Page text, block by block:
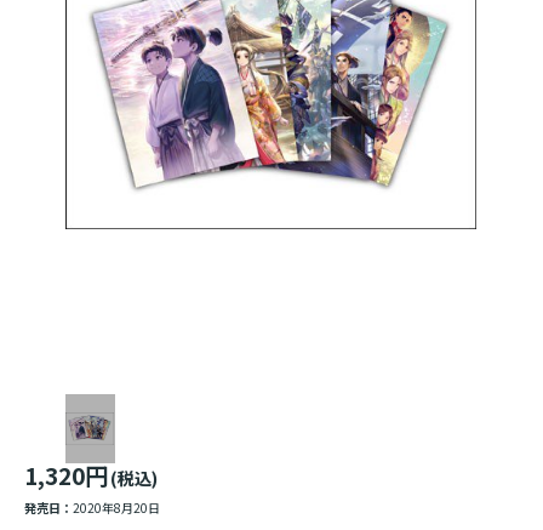
1,320円(税込)
発売日： 2020年8月20日